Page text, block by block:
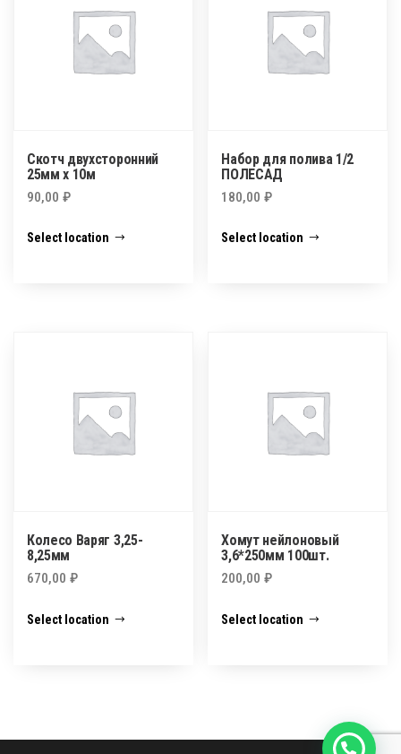
Скотч двухсторонний
25мм х 10м
90,00 ₽
Select location
Набор для полива 1/2
ПОЛЕСАД
180,00₽
Select location
Колесо Варяг 3,25-
8,25мм
670,00 ₽
Select location
Хомут нейлоновый
3,6*250мм 100шт.
200,00₽
Select location